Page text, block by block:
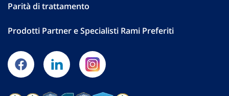
Parità di trattamento
Prodotti Partner e Specialisti Rami Preferiti